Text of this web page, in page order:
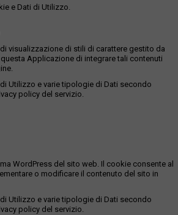
e Dati di Utilizzo.
visualizzazione di stili di carattere gestito da
Applicazione di integrare tali contenuti
Utilizzo e varie tipologie di Dati secondo
policy del servizio.
WordPress del sito web. Il cookie consente al
o modificare il contenuto del sito in
Utilizzo e varie tipologie di Dati secondo
policy del servizio.